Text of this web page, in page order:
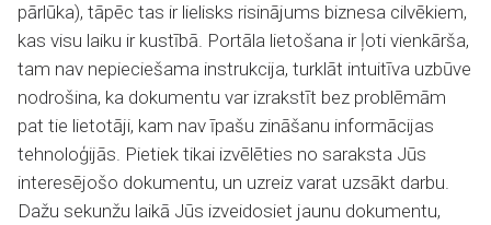
pārlūka), tāpēc tas ir lielisks risinājums biznesa cilvēkiem,
kas visu laiku ir kustībā. Portāla lietošana ir ļoti vienkārša,
tam nav nepieciešama instrukcija, turklāt intuitīva uzbūve
nodrošina, ka dokumentu var izrakstīt bez problēmām
pat tie lietotāji, kam nav īpašu zināšanu informācijas
tehnoloģijās. Pietiek tikai izvēlēties no saraksta Jūs
interesējošo dokumentu, un uzreiz varat uzsākt darbu.
Dažu sekunžu laikā Jūs izveidosiet jaunu dokumentu,